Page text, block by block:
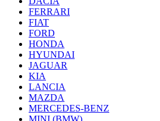
FERRARI
FIAT
FORD
HONDA
HYUNDAI
JAGUAR
KIA
LANCIA
MAZDA
MERCEDES-BENZ
MINI (BMW)